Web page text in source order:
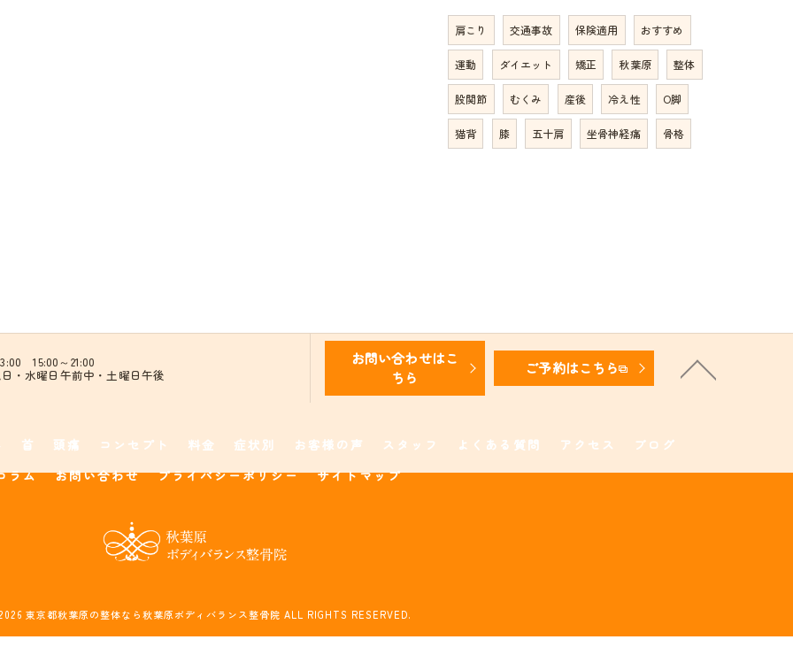
肩こり 交通事故 保険適用 おすすめ
運動 ダイエット 矯正 秋葉原 整体
股関節 むくみ 産後 冷え性 O脚
猫背 膝 五十肩 坐骨神経痛 骨格
15:00～21:00
・水曜日午前中・土曜日午後
お問い合わせはこ
ちら
ご予約はこちら
首 頭痛 コンセプト 料金 症状別 お客様の声 スタッフ よくある質問 アクセス
ブログ
ラム
お問い合わせ プライバシーポリシー サイトマップ
東京都秋葉原の整体なら秋葉原ボディバランス整骨院 ALL RIGHTS RESERVED.